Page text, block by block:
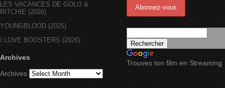
LES VACANCES DE GOLO &
RITCHIE (2026)
YOUNGBLOOD (2025)
I LOVE BOOSTERS (2026)
Archives
Archives
Trouves ton film en Streaming